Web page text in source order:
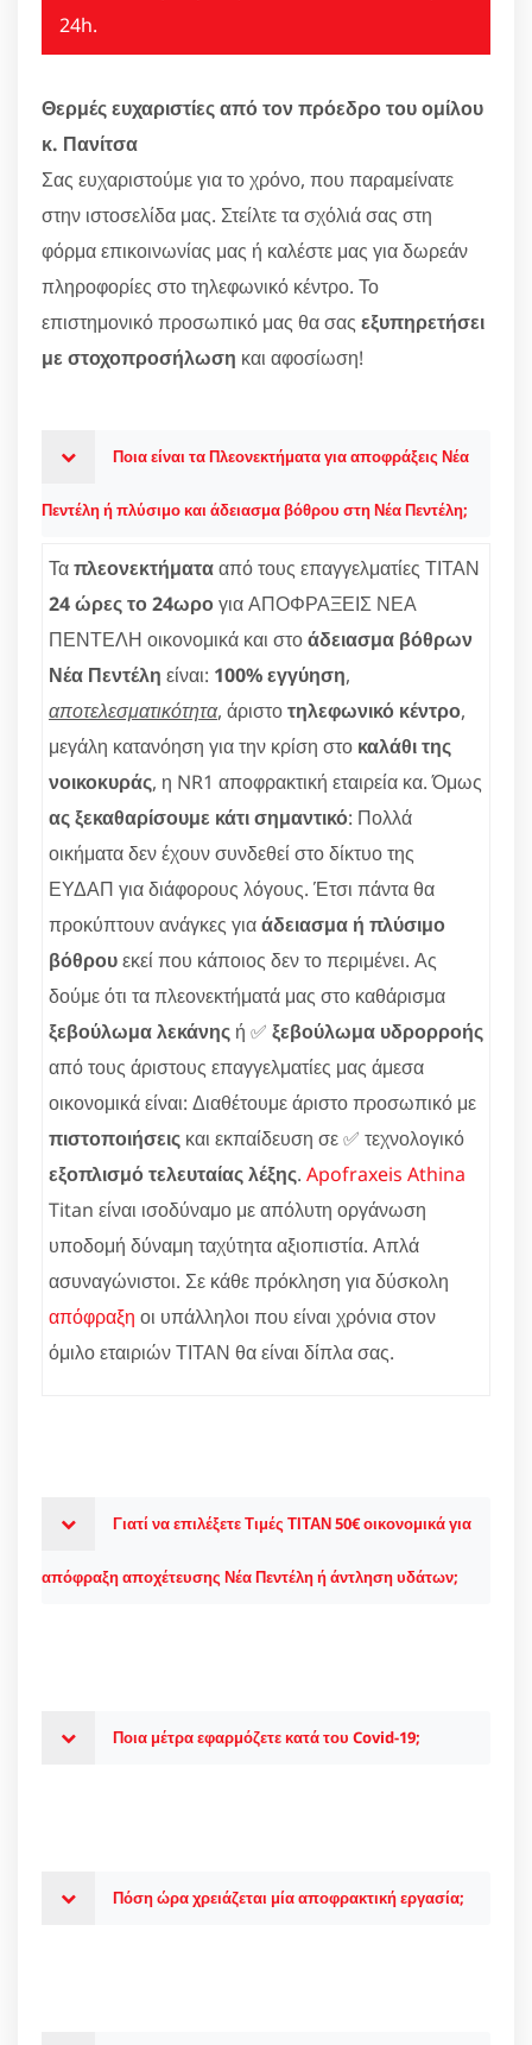
24h.
Θερμές ευχαριστίες από τον πρόεδρο του ομίλου
κ. Πανίτσα
Σας ευχαριστούμε για το χρόνο, που παραμείνατε
στην ιστοσελίδα μας. Στείλτε τα σχόλιά σας στη
φόρμα επικοινωνίας μας ή καλέστε μας για δωρεάν
πληροφορίες στο τηλεφωνικό κέντρο. Το
επιστημονικό προσωπικό μας θα σας εξυπηρετήσει
με στοχοπροσήλωση και αφοσίωση!
Ποια είναι τα Πλεονεκτήματα για αποφράξεις Νέα
Πεντέλη ή πλύσιμο και άδειασμα βόθρου στη Νέα Πεντέλη;
Ταπλεονεκτήματααπό τους επαγγελματίες ΤΙΤΑΝ
24 ώρες το 24ωρογια ΑΠΟΦΡΑΞΕΙΣ ΝΕΑ
ΠΕΝΤΕΛΗ οικονομικά και στοάδειασμα βόθρων
Νέα Πεντέλη είναι: 100% εγγύηση,
αποτελεσματικότητα, άριστοτηλεφωνικό κέντρο,
μεγάλη κατανόηση για την κρίση στο καλάθι της
νοικοκυράς, η NR1 αποφρακτική εταιρεία κα. Όμως
ας ξεκαθαρίσουμε κάτι σημαντικό: Πολλά
οικήματα δεν έχουν συνδεθεί στο δίκτυο της
ΕΥΔΑΠ για διάφορους λόγους. Έτσι πάντα θα
προκύπτουν ανάγκες γιαάδειασμα ή πλύσιμο
βόθρουεκεί που κάποιος δεν το περιμένει. Ας
δούμε ότι τα πλεονεκτήματά μας στο καθάρισμα
ξεβούλωμα λεκάνης ή ✅ ξεβούλωμα υδρορροής
από τους άριστους επαγγελματίες μας άμεσα
οικονομικά είναι: Διαθέτουμε άριστο προσωπικό με
πιστοποιήσεις και εκπαίδευση σε ✅ τεχνολογικό
εξοπλισμό τελευταίας λέξης. Apofraxeis Athina
Titan είναι ισοδύναμο με απόλυτη οργάνωση
υποδομή δύναμη ταχύτητα αξιοπιστία. Απλά
ασυναγώνιστοι. Σε κάθε πρόκληση για δύσκολη
απόφραξη οι υπάλληλοι που είναι χρόνια στον
όμιλο εταιριών ΤΙΤΑΝ θα είναι δίπλα σας.
Γιατί να επιλέξετε Τιμές ΤΙΤΑΝ 50€ οικονομικά για
απόφραξη αποχέτευσης Νέα Πεντέλη ή άντληση υδάτων;
Ποια μέτρα εφαρμόζετε κατά του Covid-19;
Πόση ώρα χρειάζεται μία αποφρακτική εργασία;